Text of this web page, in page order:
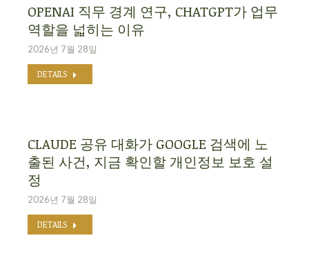
OPENAI 직무 경계 연구, CHATGPT가 업무
역할을 넓히는 이유
2026년 7월 28일
DETAILS
CLAUDE 공유 대화가 GOOGLE 검색에 노
출된 사건, 지금 확인할 개인정보 보호 설
정
2026년 7월 28일
DETAILS